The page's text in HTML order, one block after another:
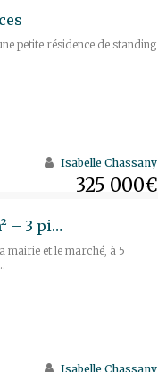
petite résidence de standing
325 000€
Isabelle Chassany
Appartement Rueil-Malmaison – 47 m² – 3 pièces
mairie et le marché, à 5
Isabelle Chassany